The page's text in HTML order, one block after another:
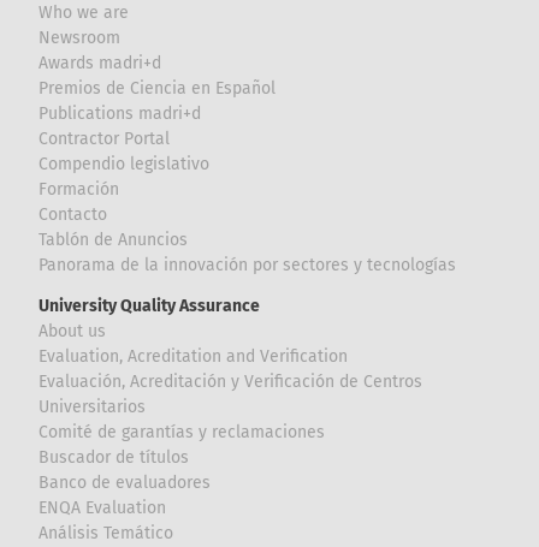
Who we are
Newsroom
Awards madri+d
Premios de Ciencia en Español
Publications madri+d
Contractor Portal
Compendio legislativo
Formación
Contacto
Tablón de Anuncios
Panorama de la innovación por sectores y tecnologías
University Quality Assurance
About us
Evaluation, Acreditation and Verification
Evaluación, Acreditación y Verificación de Centros
Universitarios
Comité de garantías y reclamaciones
Buscador de títulos
Banco de evaluadores
ENQA Evaluation
Análisis Temático